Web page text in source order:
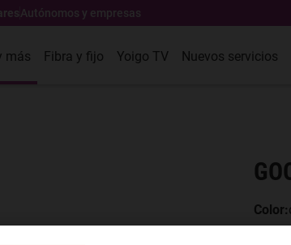
Autónomos y empresas
más Fibra y fijo Yoigo TV Nuevos servicios
Color: